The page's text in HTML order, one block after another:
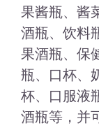
果酱瓶、酱
酒瓶、饮料
果酒瓶、保
瓶、口杯、
杯、口服液
酒瓶等，并